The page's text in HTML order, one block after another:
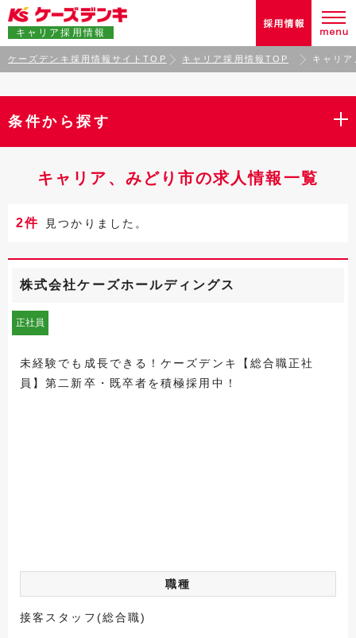
キャリア採用情報
ケーズデンキ採用情報サイトTOP キャリア採用情報TOP キャリ
条件から探す
キャリア、みどり市の求人情報一覧
2件 見つかりました。
株式会社ケーズホールディングス
正社員
未経験でも成長できる！ケーズデンキ【総合職正社
員】第二新卒・既卒者を積極採用中！
職種
接客スタッフ(総合職)